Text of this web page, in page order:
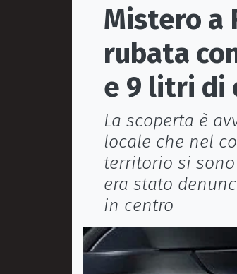
Mistero a
rubata
e 9 litri di
La scoperta è
locale che nel
territorio si
era stato
in centro